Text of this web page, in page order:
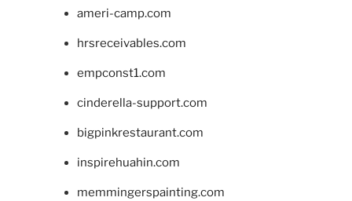
ameri-camp.com
hrsreceivables.com
empconst1.com
cinderella-support.com
bigpinkrestaurant.com
inspirehuahin.com
memmingerspainting.com